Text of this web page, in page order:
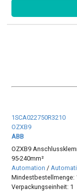
1SCA022750R3210
OZXB9
ABB
OZXB9
95-240mm²
Automation /
Mindestbestellmenge:
Verpackungseinheit: 1